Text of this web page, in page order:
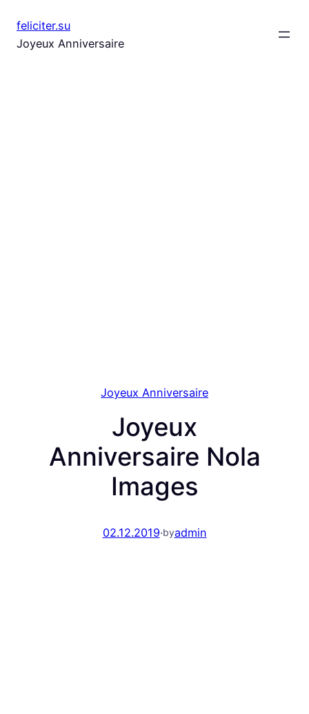
au
contenu
feliciter.su
Joyeux Anniversaire
Joyeux Anniversaire
Joyeux
Anniversaire Nola
Images
02.12.2019·byadmin